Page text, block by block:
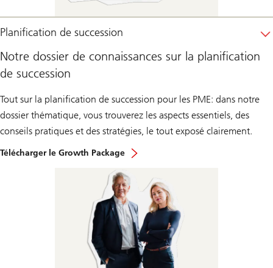
Planification de succession
Notre dossier de connaissances sur la planification
de succession
Tout sur la planification de succession pour les PME: dans notre
dossier thématique, vous trouverez les aspects essentiels, des
conseils pratiques et des stratégies, le tout exposé clairement.
Télécharger le Growth Package